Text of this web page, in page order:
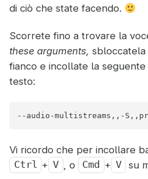
di ciò che state facendo.
Scorrete fino a trovare la
these arguments,
fianco e incollate la
testo:
--audio-multistreams,,-
Vi ricordo che per incollare
Ctrl + V , o Cmd + V su